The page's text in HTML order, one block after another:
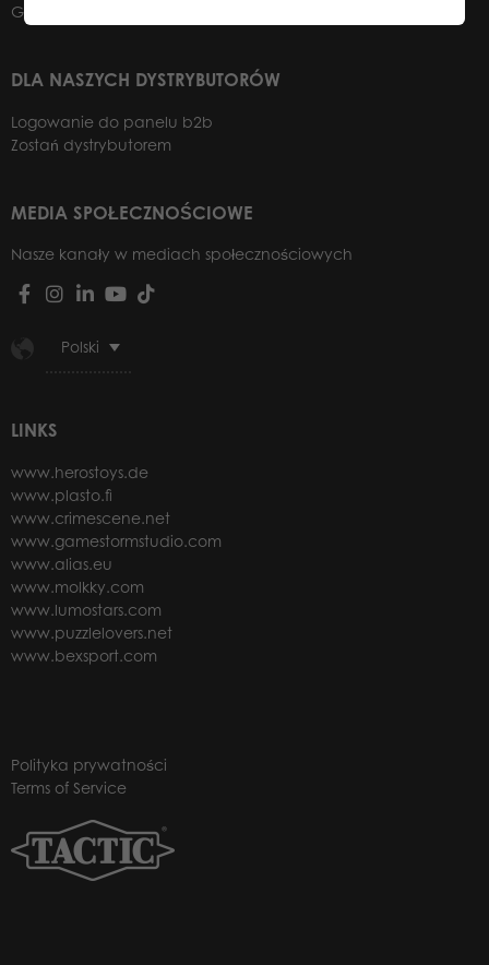
Gdzie kupić?
DLA NASZYCH DYSTRYBUTORÓW
Logowanie do panelu b2b
Zostań dystrybutorem
MEDIA SPOŁECZNOŚCIOWE
Nasze kanały w mediach społecznościowych
Polski
LINKS
www.herostoys.de
www.plasto.fi
www.crimescene.net
www.gamestormstudio.com
www.alias.eu
www.molkky.com
www.lumostars.com
www.puzzlelovers.net
www.bexsport.com
Polityka prywatności
Terms of Service